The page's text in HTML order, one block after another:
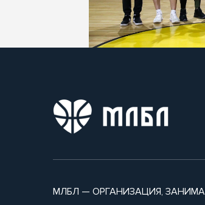
МЛБЛ — ОРГАНИЗАЦИЯ,